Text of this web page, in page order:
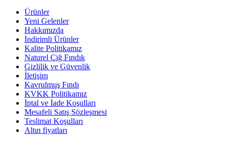
Ürünler
Yeni Gelenler
Hakkımızda
İndirimli Ürünler
Kalite Politikamız
Naturel Çiğ Fındık
Gizlilik ve Güvenlik
İletişim
Kavrulmuş Fındı
KVKK Politikamız
İptal ve İade Koşulları
Mesafeli Satış Sözleşmesi
Teslimat Koşulları
Altın fiyatları